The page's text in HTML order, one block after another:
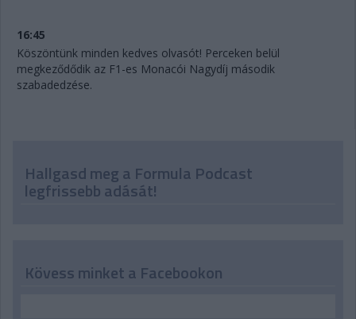
16:45
Köszöntünk minden kedves olvasót! Perceken belül
megkeződődik az F1-es Monacói Nagydíj második
szabadedzése.
Hallgasd meg a Formula Podcast
legfrissebb adását!
Kövess minket a Facebookon